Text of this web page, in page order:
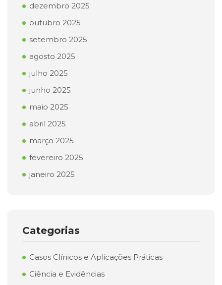
dezembro 2025
outubro 2025
setembro 2025
agosto 2025
julho 2025
junho 2025
maio 2025
abril 2025
março 2025
fevereiro 2025
janeiro 2025
Categorias
Casos Clínicos e Aplicações Práticas
Ciência e Evidências